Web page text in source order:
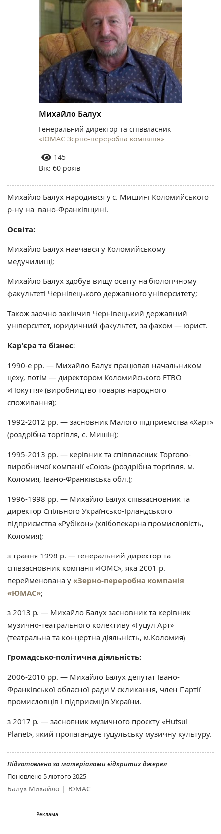
Михайло Балух
Генеральний директор та співвласник
«ЮМАС Зерно-переробна компанія»
145
Вік: 60 років
Михайло Балух народився у с. Мишині Коломийського
р-ну на Івано-Франківщині.
Освіта:
Михайло Балух навчався у Коломийському
медучилищі;
Михайло Балух здобув вищу освіту на біологічному
факультеті Чернівецького державного університету;
Також заочно закінчив Чернівецький державний
університет, юридичний факультет, за фахом — юрист.
Кар'єра та бізнес:
1990-е рр. — Михайло Балух працював начальником
цеху, потім — директором Коломийського ЕТВО
«Покуття» (виробництво товарів народного
споживання);
1992-2012 рр. — засновник Малого підприємства «Харт»
(роздрібна торгівля, с. Мишін);
1995-2013 рр. — керівник та співвласник Торгово-
виробничої компанії «Союз» (роздрiбна торгiвля, м.
Коломия, Івано-Франківська обл.);
1996-1998 рр. — Михайло Балух співзасновник та
директор Спільного Українсько-Ірландського
підприємства «Рубікон» (хлiбопекарна промисловiсть,
Коломия);
з травня 1998 р. — генеральний директор та
співзасновник компанії «ЮМС», яка 2001 р.
перейменована у «Зерно-переробна компанія
«ЮМАС»;
з 2013 р. — Михайло Балух засновник та керівник
музично-театрального колективу «Гуцул Арт»
(театральна та концертна діяльність, м.Коломия)
Громадсько-політична діяльність:
2006-2010 рр. — Михайло Балух депутат Івано-
Франківської обласної ради V скликання, член Партії
промисловців і підприємців України.
з 2017 р. — засновник музичного проєкту «Hutsul
Planet», який пропагандує гуцульську музичну культуру.
Підготовлено за матеріалами відкритих джерел
Поновлено 5 лютого 2025
Балух Михайло | ЮМАС